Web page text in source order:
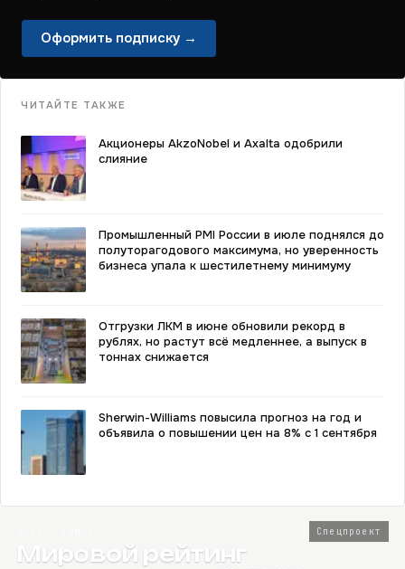
Оформить подписку →
ЧИТАЙТЕ ТАКЖЕ
Акционеры AkzoNobel и Axalta одобрили
слияние
Промышленный PMI России в июле поднялся до
полуторагодового максимума, но уверенность
бизнеса упала к шестилетнему минимуму
Отгрузки ЛКМ в июне обновили рекорд в
рублях, но растут всё медленнее, а выпуск в
тоннах снижается
Sherwin-Williams повысила прогноз на год и
объявила о повышении цен на 8% с 1 сентября
Спецпроект
Мировой рейтинг